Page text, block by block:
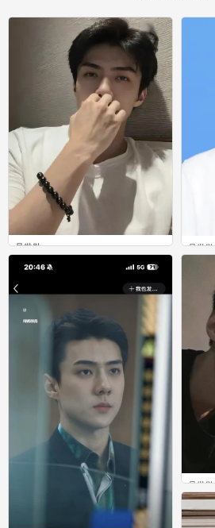
吴世勋
吴世勋
0
吴世勋
0